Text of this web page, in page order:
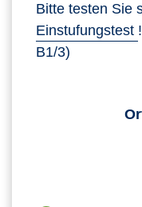
Bitte testen Sie
Einstufungstest
B1/3)